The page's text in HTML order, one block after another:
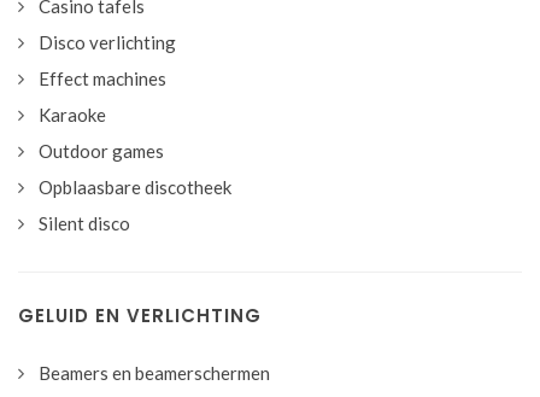
Casino tafels
Disco verlichting
Effect machines
Karaoke
Outdoor games
Opblaasbare discotheek
Silent disco
GELUID EN VERLICHTING
Beamers en beamerschermen